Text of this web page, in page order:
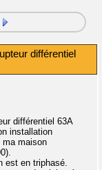
différentiel
différentiel 63A
installation
ma maison
est en triphasé.